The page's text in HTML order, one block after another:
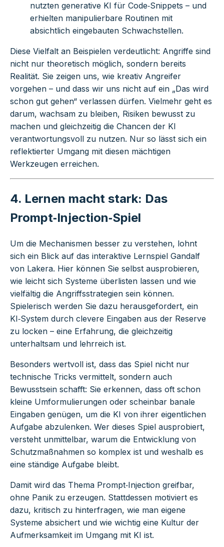
nutzten generative KI für Code‑Snippets – und
erhielten manipulierbare Routinen mit
absichtlich eingebauten Schwachstellen.
Diese Vielfalt an Beispielen verdeutlicht: Angriffe sind
nicht nur theoretisch möglich, sondern bereits
Realität. Sie zeigen uns, wie kreativ Angreifer
vorgehen – und dass wir uns nicht auf ein „Das wird
schon gut gehen“ verlassen dürfen. Vielmehr geht es
darum, wachsam zu bleiben, Risiken bewusst zu
machen und gleichzeitig die Chancen der KI
verantwortungsvoll zu nutzen. Nur so lässt sich ein
reflektierter Umgang mit diesen mächtigen
Werkzeugen erreichen.
4. Lernen macht stark: Das
Prompt‑Injection‑Spiel
Um die Mechanismen besser zu verstehen, lohnt
sich ein Blick auf das interaktive Lernspiel Gandalf
von Lakera. Hier können Sie selbst ausprobieren,
wie leicht sich Systeme überlisten lassen und wie
vielfältig die Angriffsstrategien sein können.
Spielerisch werden Sie dazu herausgefordert, ein
KI‑System durch clevere Eingaben aus der Reserve
zu locken – eine Erfahrung, die gleichzeitig
unterhaltsam und lehrreich ist.
Besonders wertvoll ist, dass das Spiel nicht nur
technische Tricks vermittelt, sondern auch
Bewusstsein schafft: Sie erkennen, dass oft schon
kleine Umformulierungen oder scheinbar banale
Eingaben genügen, um die KI von ihrer eigentlichen
Aufgabe abzulenken. Wer dieses Spiel ausprobiert,
versteht unmittelbar, warum die Entwicklung von
Schutzmaßnahmen so komplex ist und weshalb es
eine ständige Aufgabe bleibt.
Damit wird das Thema Prompt‑Injection greifbar,
ohne Panik zu erzeugen. Stattdessen motiviert es
dazu, kritisch zu hinterfragen, wie man eigene
Systeme absichert und wie wichtig eine Kultur der
Aufmerksamkeit im Umgang mit KI ist.